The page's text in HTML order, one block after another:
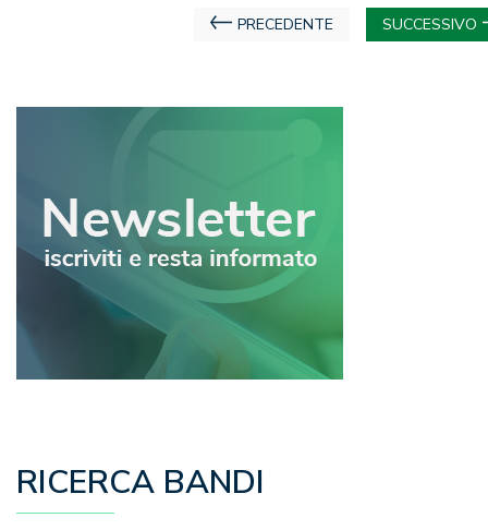
PRECEDENTE SUCCESSIVO
RICERCA BANDI